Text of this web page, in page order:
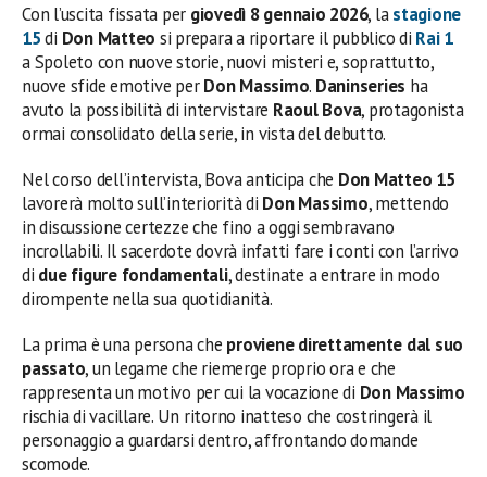
Con l’uscita fissata per giovedì 8 gennaio 2026, lastagione
15di Don Matteo si prepara a riportare il pubblico di Rai 1
a Spoleto con nuove storie, nuovi misteri e, soprattutto,
nuove sfide emotive perDon Massimo. Daninseries ha
avuto la possibilità di intervistare Raoul Bova, protagonista
ormai consolidato della serie, in vista del debutto.
Nel corso dell’intervista, Bova anticipa che Don Matteo 15
lavorerà molto sull’interiorità di Don Massimo, mettendo
in discussione certezze che fino a oggi sembravano
incrollabili. Il sacerdote dovrà infatti fare i conti con l’arrivo
di due figure fondamentali, destinate a entrare in modo
dirompente nella sua quotidianità.
La prima è una persona che proviene direttamente dal suo
passato, un legame che riemerge proprio ora e che
rappresenta un motivo per cui la vocazione di Don Massimo
rischia di vacillare. Un ritorno inatteso che costringerà il
personaggio a guardarsi dentro, affrontando domande
scomode.